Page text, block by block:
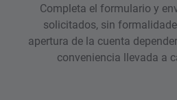
Completa el formulario y
solicitados, sin
apertura de la cuenta
conveniencia llevada a